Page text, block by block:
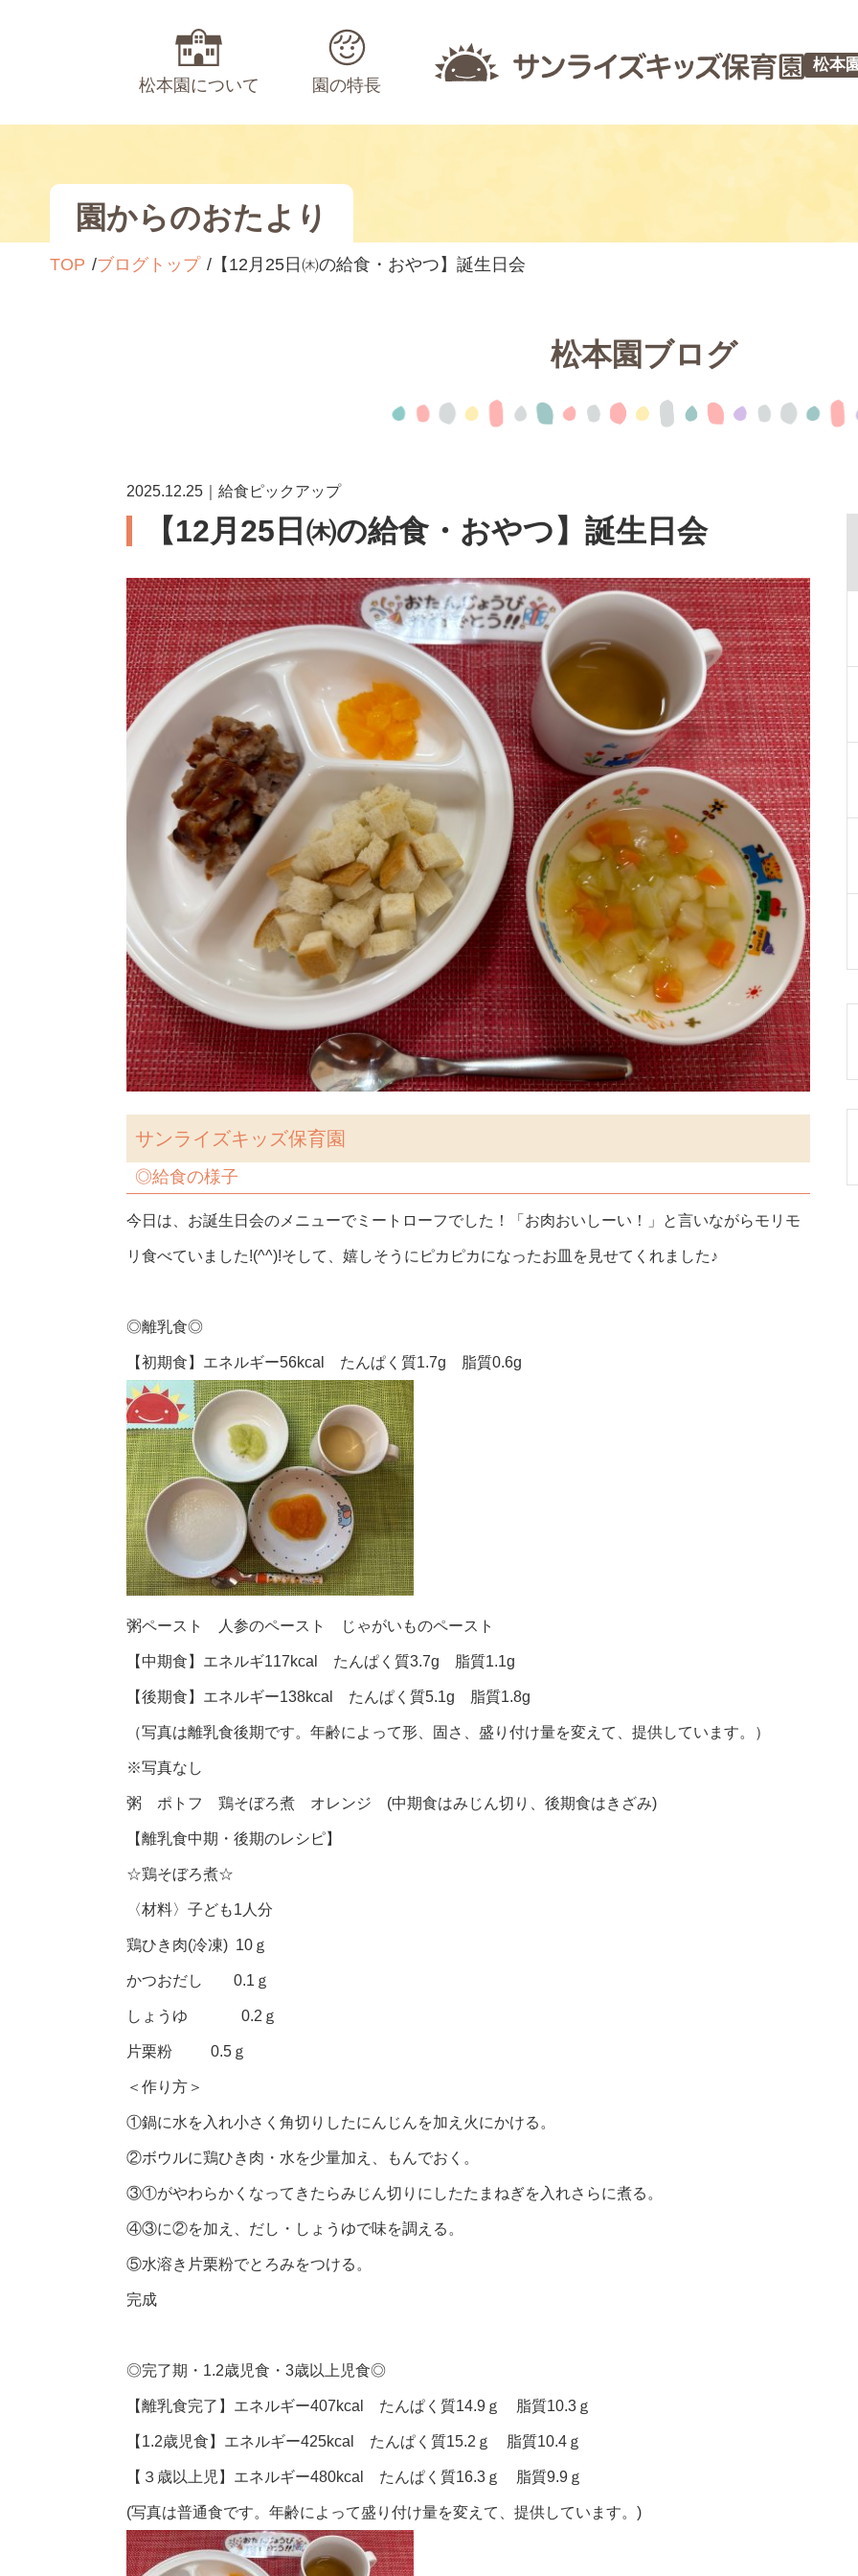
松本園について 園の特長
松本
園からのおたより
TOP ブログトップ 【12月25日㈭の給食・おやつ】誕生日会
松本園ブログ
2025.12.25｜給食ピックアップ
【12月25日㈭の給食・おやつ】誕生日会
サンライズキッズ保育園
◎給食の様子
今日は、お誕生日会のメニューでミートローフでした！「お肉おいしーい！」と言いながらモリモ
リ食べていました!(^^)!そして、嬉しそうにピカピカになったお皿を見せてくれました♪
◎離乳食◎
【初期食】エネルギー56kcal たんぱく質1.7g 脂質0.6g
粥ペースト 人参のペースト じゃがいものペースト
【中期食】エネルギ117kcal たんぱく質3.7g 脂質1.1g
【後期食】エネルギー138kcal たんぱく質5.1g 脂質1.8g
（写真は離乳食後期です。年齢によって形、固さ、盛り付け量を変えて、提供しています。）
※写真なし
粥 ポトフ 鶏そぼろ煮 オレンジ (中期食はみじん切り、後期食はきざみ)
【離乳食中期・後期のレシピ】
☆鶏そぼろ煮☆
〈材料〉子ども1人分
鶏ひき肉(冷凍) 10ｇ
かつおだし 0.1ｇ
しょうゆ 0.2ｇ
片栗粉 0.5ｇ
＜作り方＞
①鍋に水を入れ小さく角切りしたにんじんを加え火にかける。
②ボウルに鶏ひき肉・水を少量加え、もんでおく。
③①がやわらかくなってきたらみじん切りにしたたまねぎを入れさらに煮る。
④③に②を加え、だし・しょうゆで味を調える。
⑤水溶き片栗粉でとろみをつける。
完成
◎完了期・ 1.2歳児食・ 3歳以上児食◎
【離乳食完了】エネルギー407kcal たんぱく質14.9ｇ 脂質10.3ｇ
【1.2歳児食】エネルギー425kcal たんぱく質15.2ｇ 脂質10.4ｇ
【３歳以上児】エネルギー480kcal たんぱく質16.3ｇ 脂質9.9ｇ
(写真は普通食です。年齢によって盛り付け量を変えて、提供しています。)